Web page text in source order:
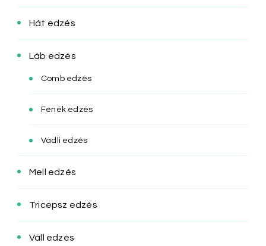
Hát edzés
Láb edzés
Comb edzés
Fenék edzés
Vádli edzés
Mell edzés
Tricepsz edzés
Váll edzés